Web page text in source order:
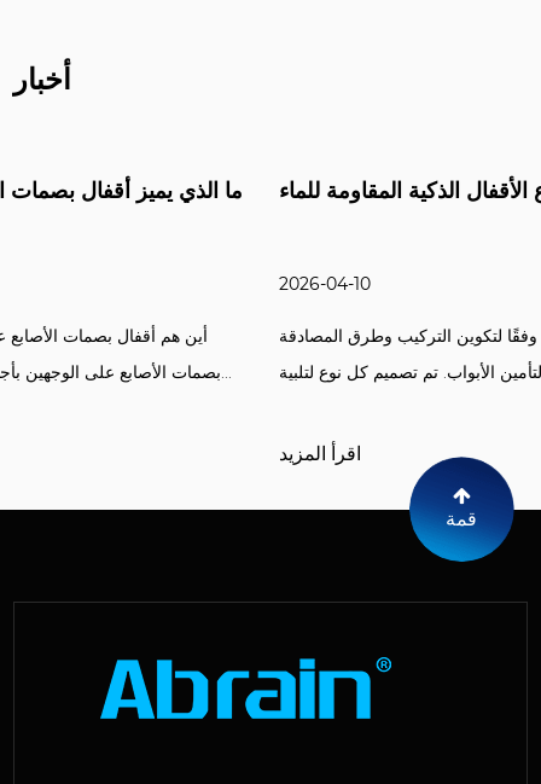
أخبار
أنواع الأقفال الذكية المقاومة للماء
أقفال ذكية مقاومة للماء يتم تصنيفها وفقًا لتكوين التركيب وطرق المصادقة
والآليات المادية التي تستخدمها لتأمين الأبواب. تم تصميم كل نوع لتلبية ...
قمة